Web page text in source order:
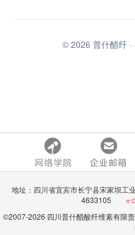
© 2026 普什醋纤
地址：四川省宜宾市长宁县宋家
4633105
©2007-2026 四川普什醋酸纤维素有限